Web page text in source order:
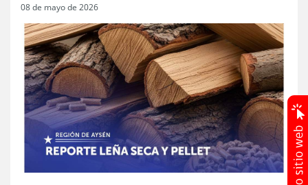
08 de mayo de 2026